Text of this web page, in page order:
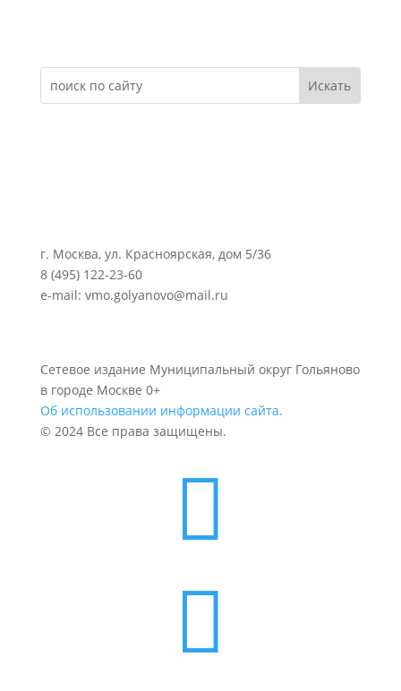
г. Москва, ул. Красноярская, дом 5/36
8 (495) 122-23-60
e-mail: vmo.golyanovo@mail.ru
Сетевое издание Муниципальный округ Гольяново
в городе Москве 0+
Об использовании информации сайта.
© 2024 Все права защищены.

